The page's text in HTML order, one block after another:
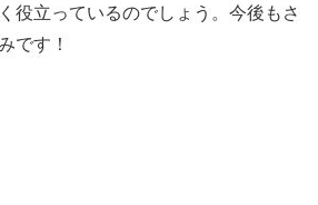
役立っているのでしょう。今後もさ
です！